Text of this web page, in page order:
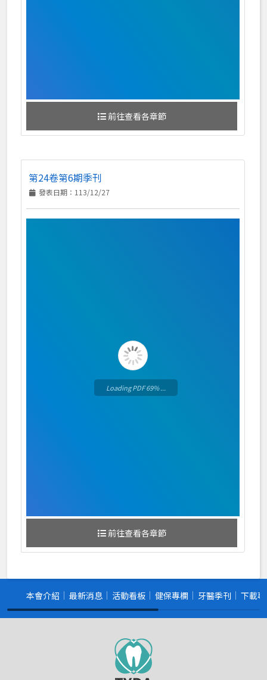
前往查看各章節
第24卷第6期季刊
發表日期：113/12/27
Loading PDF 73% ...
前往查看各章節
本會介紹 最新消息 活動看板 健保專欄 牙醫季刊 下載